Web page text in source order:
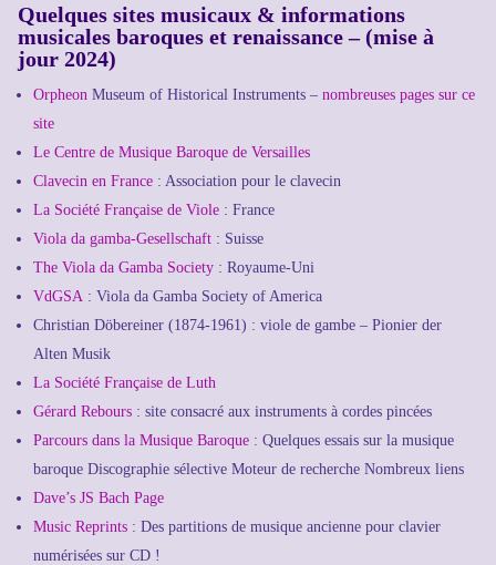
Quelques sites musicaux & informations
musicales baroques et renaissance – (mise à
jour 2024)
Orpheon Museum of Historical Instruments – nombreuses pages sur ce
site
Le Centre de Musique Baroque de Versailles
Clavecin en France : Association pour le clavecin
La Société Française de Viole : France
Viola da gamba-Gesellschaft : Suisse
The Viola da Gamba Society : Royaume-Uni
VdGSA : Viola da Gamba Society of America
Christian Döbereiner (1874-1961) : viole de gambe – Pionier der
Alten Musik
La Société Française de Luth
Gérard Rebours : site consacré aux instruments à cordes pincées
Parcours dans la Musique Baroque : Quelques essais sur la musique
baroque Discographie sélective Moteur de recherche Nombreux liens
Dave’s JS Bach Page
Music Reprints : Des partitions de musique ancienne pour clavier
numérisées sur CD !